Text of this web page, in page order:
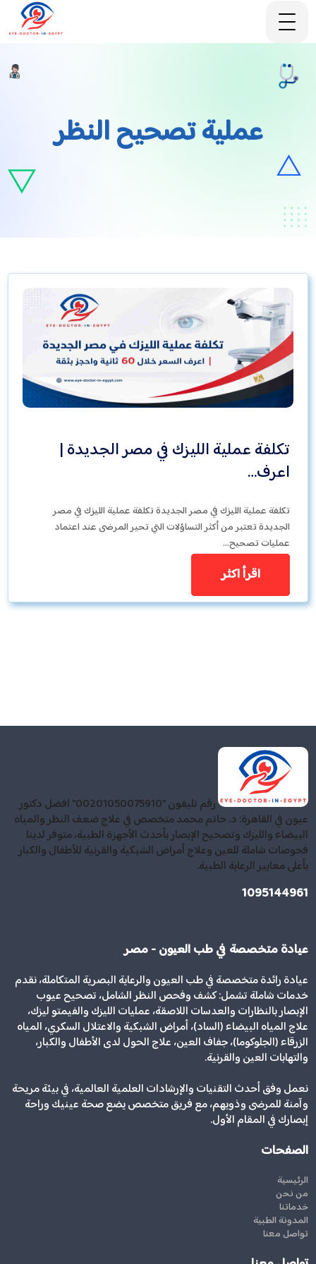
عملية تصحيح النظر
تكلفة عملية الليزك في مصر الجديدة |
اعرف…
تكلفة عملية الليزك في مصر الجديدة تكلفة عملية الليزك في مصر
الجديدة تعتبر من أكثر التساؤلات التي تحير المرضى عند اعتماد
عمليات تصحيح…
اقرأ اكثر
رقم تليفون "00201050075910" افضل دكتور
عيون في القاهرة: د. حاتم محمد متخصص في علاج ضعف النظر والمياه
البيضاء والليزك وتصحيح الإبصار بأحدث الأجهزة الطبية، متوفر لدينا
فحوصات شاملة للعين وعلاج أمراض الشبكية والقرنية للأطفال والكبار
بأعلى معايير الرعاية الطبية.
1095144961
عيادة متخصصة في طب العيون - مصر
عيادة رائدة متخصصة في طب العيون والرعاية البصرية المتكاملة، نقدم
خدمات شاملة تشمل: كشف وفحص النظر الشامل، تصحيح عيوب
الإبصار بالنظارات والعدسات اللاصقة، عمليات الليزك والفيمتو ليزك،
علاج المياه البيضاء (الساد)، أمراض الشبكية والاعتلال السكري، المياه
الزرقاء (الجلوكوما)، جفاف العين، علاج الحول لدى الأطفال والكبار،
والتهابات العين والقرنية.
نعمل وفق أحدث التقنيات والإرشادات العلمية العالمية، في بيئة مريحة
وآمنة للمرضى وذويهم، مع فريق متخصص يضع صحة عينيك وراحة
إبصارك في المقام الأول.
الصفحات
الرئيسية
من نحن
خدماتنا
المدونة الطبية
تواصل معنا